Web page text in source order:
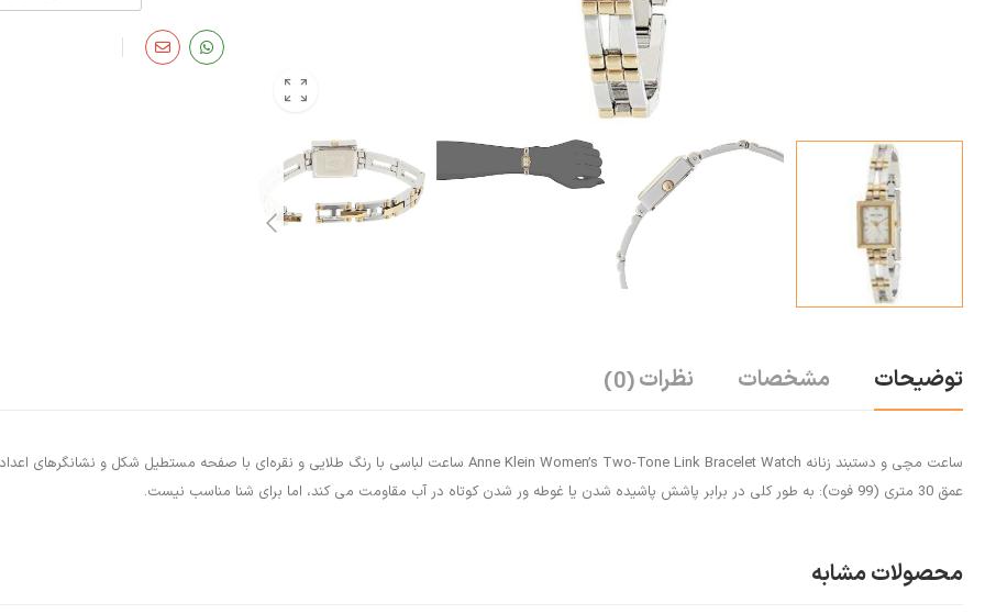
توضیحات مشخصات نظرات(0)
عمق 30 متری (99 فوت): به طور کلی در برابر پاشش پاشیده شدن یا غوطه ور شدن کوتاه در آب مقاومت می کند، اما برای شنا مناسب نیست.
محصولات مشابه